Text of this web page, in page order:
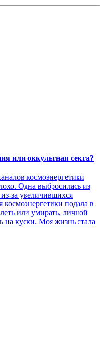
или оккультная секта?
космоэнергетики
Одна выбросилась из
за увеличившихся
подала в
или умирать, личной
на куски. Моя жизнь стала